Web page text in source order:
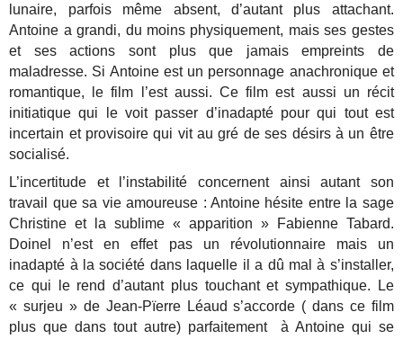
lunaire, parfois même absent, d’autant plus attachant.
Antoine a grandi, du moins physiquement, mais ses gestes
et ses actions sont plus que jamais empreints de
maladresse. Si Antoine est un personnage anachronique et
romantique, le film l’est aussi. Ce film est aussi un récit
initiatique qui le voit passer d’inadapté pour qui tout est
incertain et provisoire qui vit au gré de ses désirs à un être
socialisé.
L’incertitude et l’instabilité concernent ainsi autant son
travail que sa vie amoureuse : Antoine hésite entre la sage
Christine et la sublime « apparition » Fabienne Tabard.
Doinel n’est en effet pas un révolutionnaire mais un
inadapté à la société dans laquelle il a dû mal à s’installer,
ce qui le rend d’autant plus touchant et sympathique. Le
« surjeu » de Jean-Pïerre Léaud s’accorde ( dans ce film
plus que dans tout autre) parfaitement à Antoine qui se